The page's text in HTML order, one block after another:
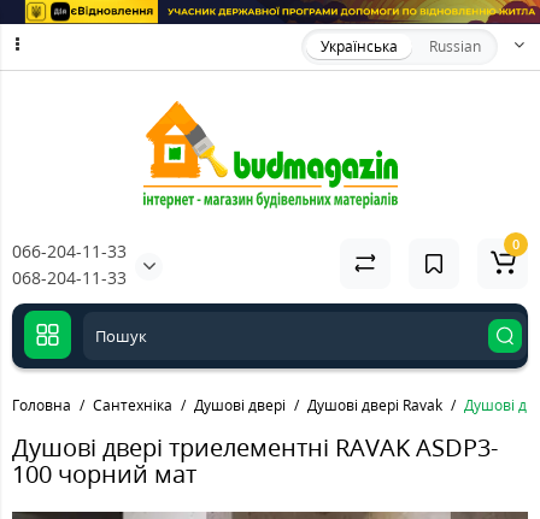
Українська Russian
066-204-11-33
068-204-11-33
0
Головна Сантехніка Душові двері Душові двері Ravak Душові
Душові двері триелементні RAVAK ASDP3-
100 чорний мат